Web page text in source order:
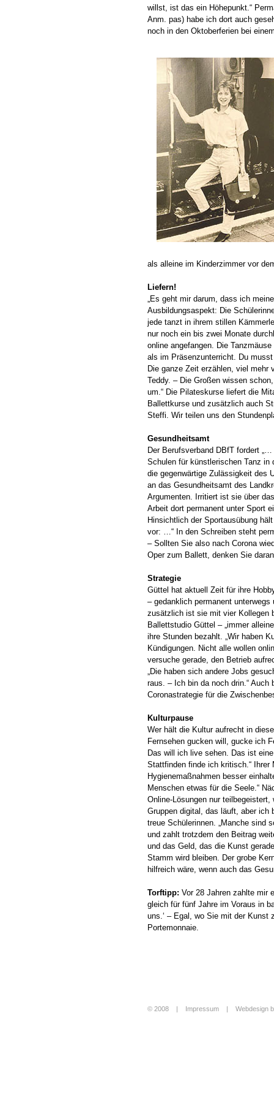
willst, ist das ein Höhepunkt.“
Anm. pas) habe ich dort auch
noch in den Oktoberferien bei
als alleine im Kinderzimmer vor
Liefern!
„Es geht mir darum, dass ich
Ausbildungsaspekt: Die
jede tanzt in ihrem stillen
nur noch ein bis zwei Monate
online angefangen. Die
als im Präsenzunterricht. Du
Die ganze Zeit erzählen, viel mehr
Teddy. – Die Großen wissen
um.“ Die Pilateskurse liefert die
Ballettkurse und zusätzlich auch
Steffi. Wir teilen uns den
Gesundheitsamt
Der Berufsverband DBfT fordert
Schulen für künstlerischen Tanz in
die gegenwärtige Zulässigkeit des
an das Gesundheitsamt des
Argumenten. Irritiert ist sie über
Arbeit dort permanent unter Sport
Hinsichtlich der Sportausübung
vor: …“ In den Schreiben steht
– Sollten Sie also nach Corona
Oper zum Ballett, denken Sie
Strategie
Güttel hat aktuell Zeit für ihre
– gedanklich permanent unterwegs
zusätzlich ist sie mit vier Kollegen
Ballettstudio Güttel – „immer
ihre Stunden bezahlt. „Wir haben
Kündigungen. Nicht alle wollen
versuche gerade, den Betrieb
„Die haben sich andere Jobs
raus. – Ich bin da noch drin.“
Coronastrategie für die
Kulturpause
Wer hält die Kultur aufrecht in
Fernsehen gucken will, gucke ich
Das will ich live sehen. Das ist
Stattfinden finde ich kritisch.“ Ihrer
Hygienemaßnahmen besser
Menschen etwas für die Seele.“
Online-Lösungen nur
Gruppen digital, das läuft, aber ich
treue Schülerinnen. „Manche sind
und zahlt trotzdem den Beitrag
und das Geld, das die Kunst
Stamm wird bleiben. Der grobe
hilfreich wäre, wenn auch das
Torftipp: Vor 28 Jahren zahlte mir
gleich für fünf Jahre im Voraus in
uns.‘ – Egal, wo Sie mit der
Portemonnaie.
© 2008 | Impressum Webdesign